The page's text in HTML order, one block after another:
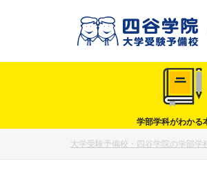
学部学科がわかる
大学受験予備校・四谷学院の学部学